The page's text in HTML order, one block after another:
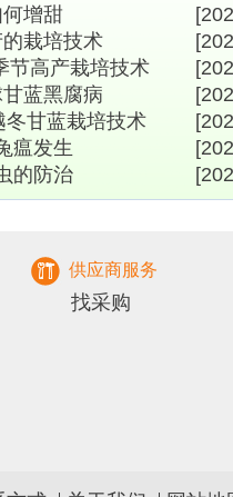
增甜
栽培技术
节高产栽培技术
蓝黑腐病
冬甘蓝栽培技术
瘟发生
的防治
供应商服务
找采购